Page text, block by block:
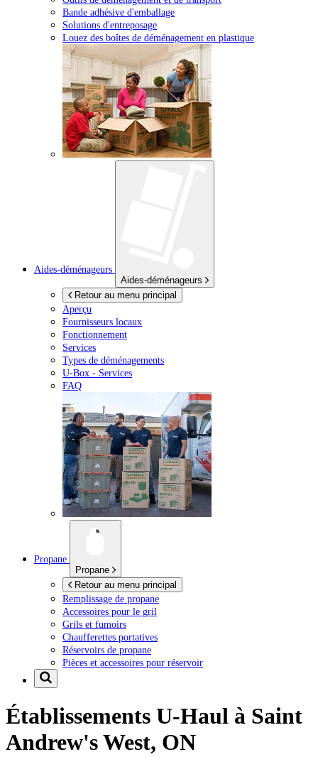
Bande adhésive d'emballage
Solutions d'entreposage
Louez des boîtes de déménagement en plastique
Aides-déménageurs
Aides-déménageurs
Retour au menu principal
Aperçu
Fournisseurs locaux
Fonctionnement
Services
Types de déménagements
U-Box - Services
FAQ
Propane
Propane
Retour au menu principal
Remplissage de propane
Accessoires pour le gril
Grils et fumoirs
Chaufferettes portatives
Réservoirs de propane
Pièces et accessoires pour réservoir
Établissements U-Haul à Saint
Andrew's West, ON